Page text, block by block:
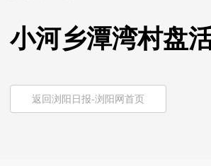
小河乡潭湾村盘
返回浏阳日报-浏阳网首页